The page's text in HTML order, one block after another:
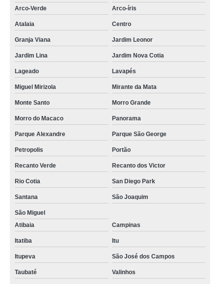
Arco-Verde
Arco-íris
Atalaia Centro
Granja Viana Jardim Leonor
Jardim Lina Jardim Nova Cotia
Lageado Lavapés
Miguel Mirizola Mirante da Mata
Monte Santo Morro Grande
Morro do Macaco Panorama
Parque Alexandre Parque São George
Petropolis Portão
Recanto Verde Recanto dos Victor
Rio Cotia San Diego Park
Santana São Joaquim
São Miguel
Atibaia
Campinas
Itatiba Itu
Itupeva São José dos Campos
Taubaté Valinhos